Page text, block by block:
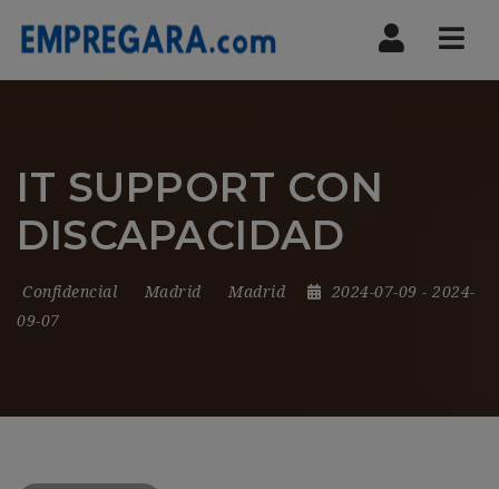
IT SUPPORT CON
DISCAPACIDAD
Confidencial Madrid Madrid 2024-07-09 - 2024-
09-07